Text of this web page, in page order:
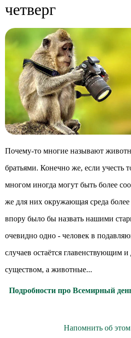
четверг
Почему-то многие называют
братьями. Конечно же, если учесть
многом иногда могут быть более
же для них окружающая среда
впору было бы назвать нашими
очевидно одно - человек в
случаев остаётся
существом, а животные...
Подробности про Всемирный
Напомнить об